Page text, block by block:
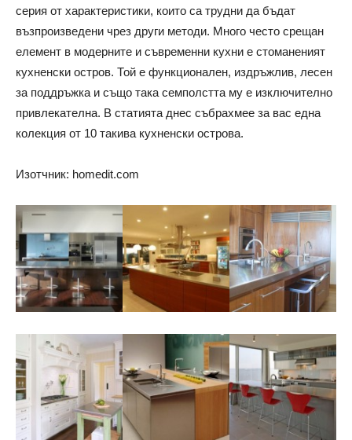
серия от характеристики, които са трудни да бъдат
възпроизведени чрез други методи. Много често срещан
елемент в модерните и съвременни кухни е стоманеният
кухненски остров. Той е функционален, издръжлив, лесен
за поддръжка и също така семполстта му е изключително
привлекателна. В статията днес събрахмее за вас една
колекция от 10 такива кухненски острова.
Изотчник: homedit.com